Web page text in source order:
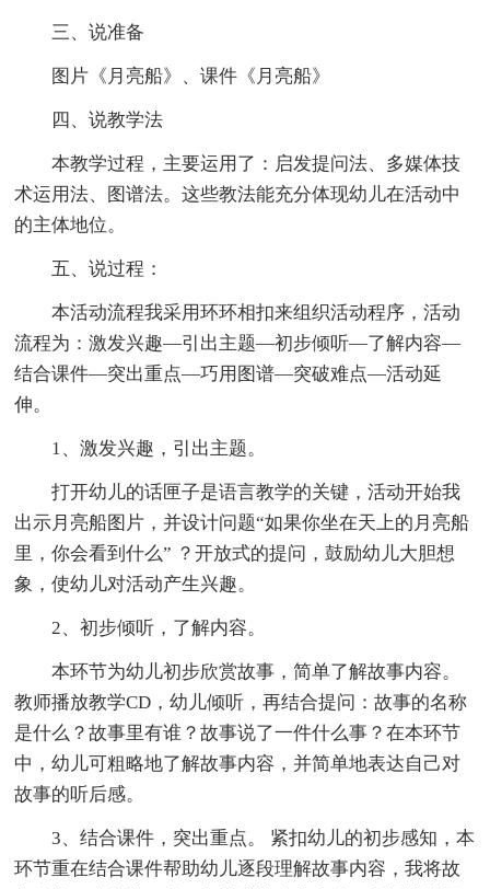
三、说准备
图片《月亮船》、课件《月亮船》
四、说教学法
本教学过程，主要运用了：启发提问法、多媒体技
术运用法、图谱法。这些教法能充分体现幼儿在活动中
的主体地位。
五、说过程：
本活动流程我采用环环相扣来组织活动程序，活动
流程为：激发兴趣—引出主题—初步倾听—了解内容—
结合课件—突出重点—巧用图谱—突破难点—活动延
伸。
1、激发兴趣，引出主题。
打开幼儿的话匣子是语言教学的关键，活动开始我
出示月亮船图片，并设计问题“如果你坐在天上的月亮船
里，你会看到什么” ？开放式的提问，鼓励幼儿大胆想
象，使幼儿对活动产生兴趣。
2、初步倾听，了解内容。
本环节为幼儿初步欣赏故事，简单了解故事内容。
教师播放教学CD，幼儿倾听，再结合提问：故事的名称
是什么？故事里有谁？故事说了一件什么事？在本环节
中，幼儿可粗略地了解故事内容，并简单地表达自己对
故事的听后感。
3、结合课件，突出重点。 紧扣幼儿的初步感知，本
环节重在结合课件帮助幼儿逐段理解故事内容，我将故